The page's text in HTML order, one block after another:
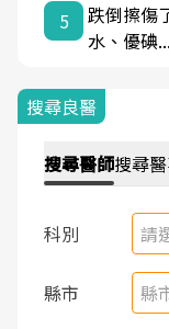
5
跌倒擦傷
水、優碘
搜尋良醫
搜尋醫師搜尋
科別 請
縣市 縣